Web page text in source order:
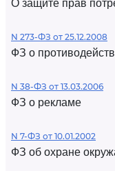
О защите прав
N 273-ФЗ от 25.12.2008
ФЗ о
N 38-ФЗ от 13.03.2006
ФЗ о рекламе
N 7-ФЗ от 10.01.2002
ФЗ об охране